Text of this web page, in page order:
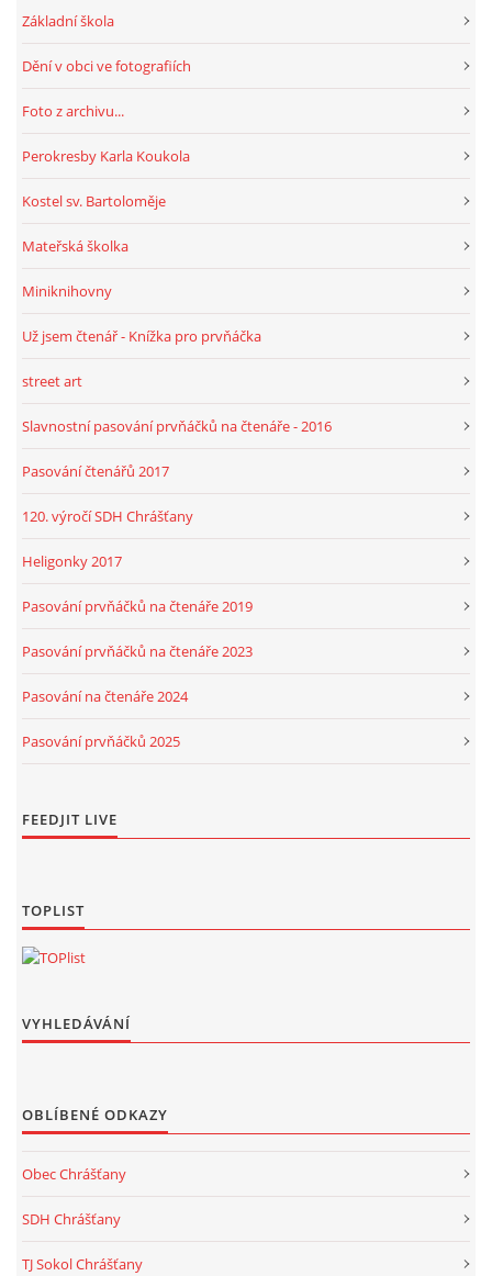
HRY, KVÍZY, VZDĚLÁVÁNÍ ON-LINE
© 2026 eStránky.cz Aktualizováno: 1. 8. 2026
Základní škola
Dění v obci ve fotografiích
Foto z archivu...
Perokresby Karla Koukola
Kostel sv. Bartoloměje
Mateřská školka
Miniknihovny
Už jsem čtenář - Knížka pro prvňáčka
street art
Slavnostní pasování prvňáčků na čtenáře - 2016
Pasování čtenářů 2017
120. výročí SDH Chrášťany
Heligonky 2017
Pasování prvňáčků na čtenáře 2019
Pasování prvňáčků na čtenáře 2023
Pasování na čtenáře 2024
Pasování prvňáčků 2025
FEEDJIT LIVE
TOPLIST
VYHLEDÁVÁNÍ
OBLÍBENÉ ODKAZY
Obec Chrášťany
SDH Chrášťany
TJ Sokol Chrášťany